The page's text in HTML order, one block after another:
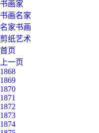
书画家
书画名家
名家书画
剪纸艺术
首页
上一页
1868
1869
1870
1871
1872
1873
1874